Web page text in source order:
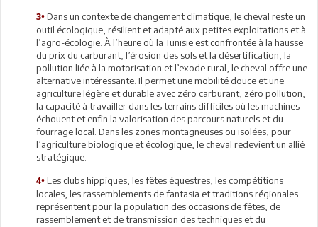
3• Dans un contexte de changement climatique, le cheval reste un
outil écologique, résilient et adapté aux petites exploitations et à
l’agro-écologie. À l’heure où la Tunisie est confrontée à la hausse
du prix du carburant, l’érosion des sols et la désertification, la
pollution liée à la motorisation et l’exode rural, le cheval offre une
alternative intéressante. Il permet une mobilité douce et une
agriculture légère et durable avec zéro carburant, zéro pollution,
la capacité à travailler dans les terrains difficiles où les machines
échouent et enfin la valorisation des parcours naturels et du
fourrage local. Dans les zones montagneuses ou isolées, pour
l’agriculture biologique et écologique, le cheval redevient un allié
stratégique.
4• Les clubs hippiques, les fêtes équestres, les compétitions
locales, les rassemblements de fantasia et traditions régionales
représentent pour la population des occasions de fêtes, de
rassemblement et de transmission des techniques et du